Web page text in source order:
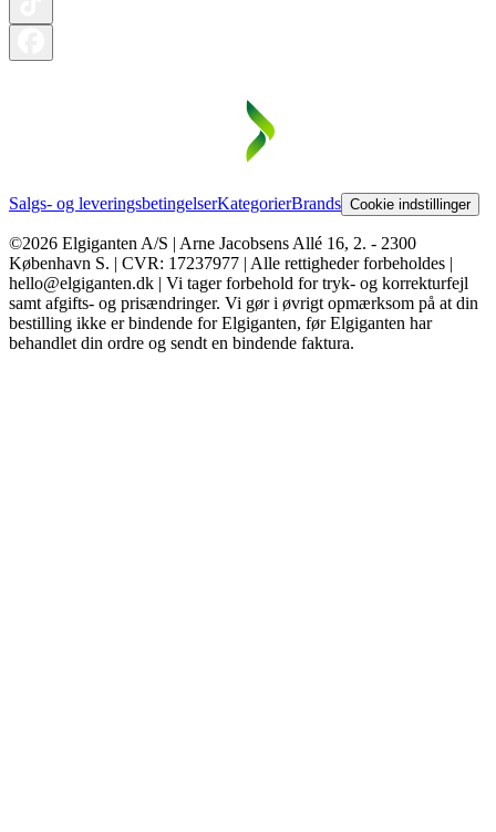
Salgs- og leveringsbetingelserKategorierBrands Cookie indstillinger
©2026 Elgiganten A/S | Arne Jacobsens Allé 16, 2. - 2300
København S. | CVR: 17237977 | Alle rettigheder forbeholdes |
hello@elgiganten.dk | Vi tager forbehold for tryk- og korrekturfejl
samt afgifts- og prisændringer. Vi gør i øvrigt opmærksom på at din
bestilling ikke er bindende for Elgiganten, før Elgiganten har
behandlet din ordre og sendt en bindende faktura.